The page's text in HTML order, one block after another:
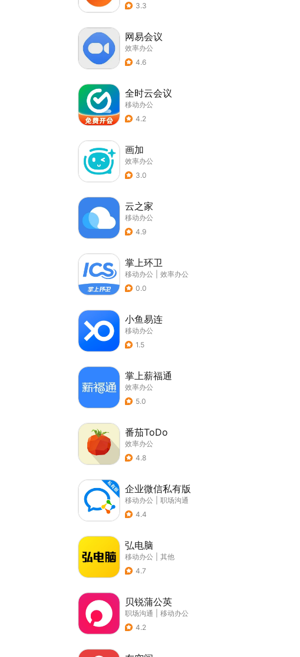
3.3
网易会议
效率办公
4.6
全时云会议
移动办公
4.2
画加
效率办公
3.0
云之家
移动办公
4.9
掌上环卫
移动办公
效率办公
0.0
小鱼易连
移动办公
1.5
掌上薪福通
效率办公
5.0
番茄ToDo
效率办公
4.8
企业微信私有版
移动办公
职场沟通
4.4
弘电脑
移动办公
其他
4.7
贝锐蒲公英
职场沟通
移动办公
4.2